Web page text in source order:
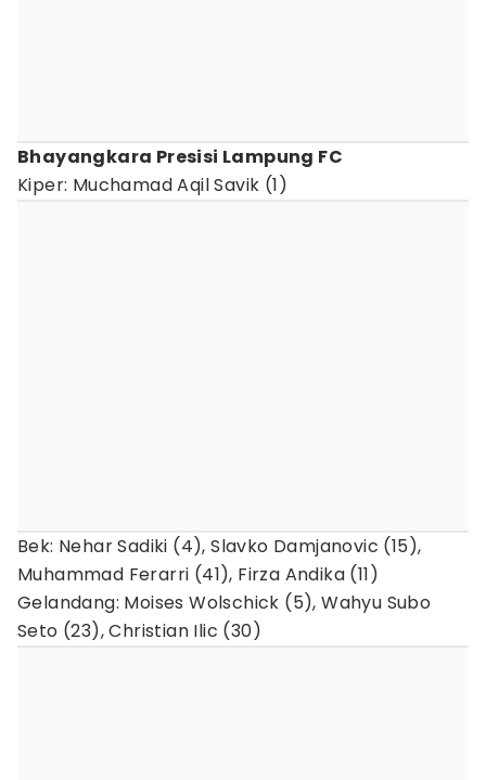
Bhayangkara Presisi Lampung FC
Kiper: Muchamad Aqil Savik (1)
Bek: Nehar Sadiki (4), Slavko Damjanovic (15),
Muhammad Ferarri (41), Firza Andika (11)
Gelandang: Moises Wolschick (5), Wahyu Subo
Seto (23), Christian Ilic (30)